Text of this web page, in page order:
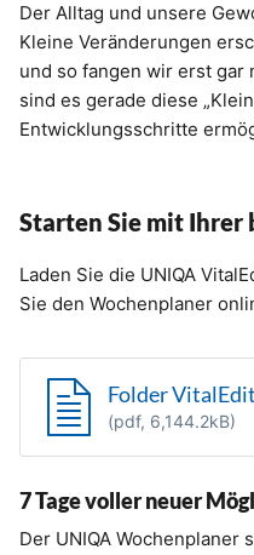
Der Alltag und unsere
Kleine Veränderungen
und so fangen wir erst gar
sind es gerade diese
Entwicklungsschritte
Starten Sie mit Ihrer
Laden Sie die UNIQA
Sie den Wochenplaner
Folder
(pdf, 6,144.2kB)
7 Tage voller neuer
Der UNIQA Wochenplaner